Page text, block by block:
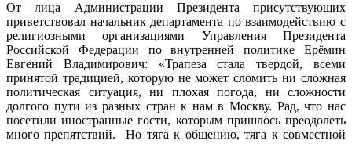
От лица Администрации Президента присутствующих
приветствовал начальник департамента по взаимодействию с
религиозными организациями Управления Президента
Российской Федерации по внутренней политике Ерёмин
Евгений Владимирович: «Трапеза стала твердой, всеми
принятой традицией, которую не может сломить ни сложная
политическая ситуация, ни плохая погода, ни сложности
долгого пути из разных стран к нам в Москву. Рад, что нас
посетили иностранные гости, которым пришлось преодолеть
много препятствий. Но тяга к общению, тяга к совместной